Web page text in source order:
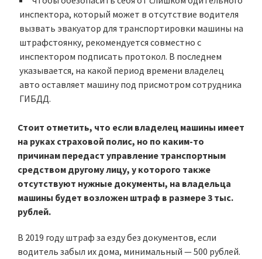
инспектора, который может в отсутствие водителя
вызвать эвакуатор для транспортировки машины на
штрафстоянку, рекомендуется совместно с
инспектором подписать протокол. В последнем
указывается, на какой период времени владелец
авто оставляет машину под присмотром сотрудника
ГИБДД.
Стоит отметить, что если владелец машины имеет
на руках страховой полис, но по каким-то
причинам передаст управление транспортным
средством другому лицу, у которого также
отсутствуют нужные документы, на владельца
машины будет возложен штраф в размере 3 тыс.
рублей.
В 2019 году штраф за езду без документов, если
водитель забыл их дома, минимальный — 500 рублей.